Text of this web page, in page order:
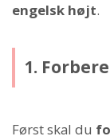
engelsk højt.
1.
Først skal du